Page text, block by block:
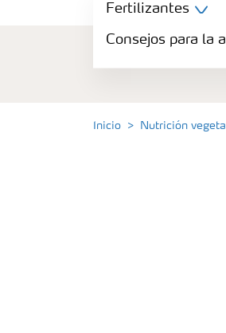
Herramientas y
Fertilizantes
Consejos para la
Inicio Nutrición